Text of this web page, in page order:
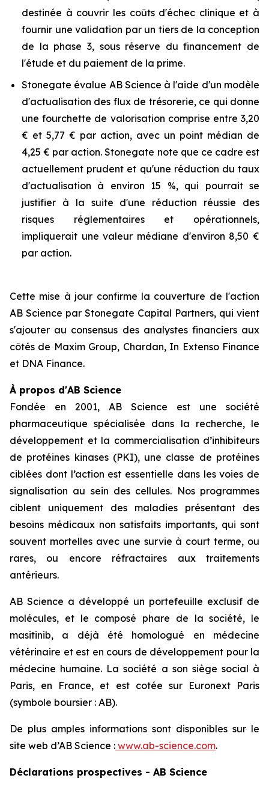
destinée à couvrir les coûts d'échec clinique et à
fournir une validation par un tiers de la conception
de la phase 3, sous réserve du financement de
l'étude et du paiement de la prime.
Stonegate évalue AB Science à l'aide d'un modèle
d'actualisation des flux de trésorerie, ce qui donne
une fourchette de valorisation comprise entre 3,20
€ et 5,77 € par action, avec un point médian de
4,25 € par action. Stonegate note que ce cadre est
actuellement prudent et qu'une réduction du taux
d'actualisation à environ 15 %, qui pourrait se
justifier à la suite d'une réduction réussie des
risques réglementaires et opérationnels,
impliquerait une valeur médiane d'environ 8,50 €
par action.
Cette mise à jour confirme la couverture de l'action
AB Science par Stonegate Capital Partners, qui vient
s'ajouter au consensus des analystes financiers aux
côtés de Maxim Group, Chardan, In Extenso Finance
et DNA Finance.
À propos d'AB Science
Fondée en 2001, AB Science est une société
pharmaceutique spécialisée dans la recherche, le
développement et la commercialisation d’inhibiteurs
de protéines kinases (PKI), une classe de protéines
ciblées dont l’action est essentielle dans les voies de
signalisation au sein des cellules. Nos programmes
ciblent uniquement des maladies présentant des
besoins médicaux non satisfaits importants, qui sont
souvent mortelles avec une survie à court terme, ou
rares, ou encore réfractaires aux traitements
antérieurs.
AB Science a développé un portefeuille exclusif de
molécules, et le composé phare de la société, le
masitinib, a déjà été homologué en médecine
vétérinaire et est en cours de développement pour la
médecine humaine. La société a son siège social à
Paris, en France, et est cotée sur Euronext Paris
(symbole boursier : AB).
De plus amples informations sont disponibles sur le
site web d’AB Science : www.ab-science.com.
Déclarations prospectives - AB Science